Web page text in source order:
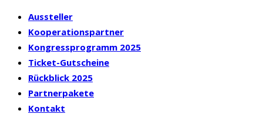
Aussteller
Kooperationspartner
Kongressprogramm 2025
Ticket-Gutscheine
Rückblick 2025
Partnerpakete
Kontakt